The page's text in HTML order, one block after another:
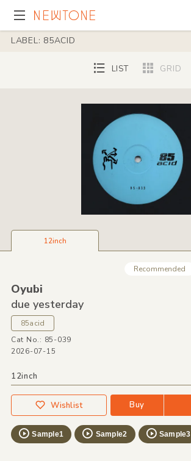
LABEL: 85ACID
LIST GRID
12inch
Recommended
Oyubi
due yesterday
85acid
Cat No.: 85-039
2026-07-15
12inch
Wishlist Buy
Sample1 Sample2 Sample3